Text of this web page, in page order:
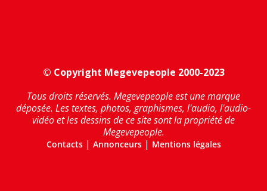
© Copyright Megevepeople 2000-2023
Tous droits réservés. Megevepeople est une marque
déposée. Les textes, photos, graphismes, l'audio, l'audio-
vidéo et les dessins de ce site sont la propriété de
Megevepeople.
Contacts| Annonceurs| Mentions légales